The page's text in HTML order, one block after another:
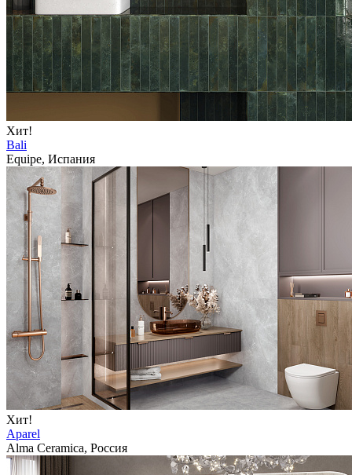
Хит!
Bali
Equipe, Испания
Хит!
Aparel
Alma Ceramica, Россия